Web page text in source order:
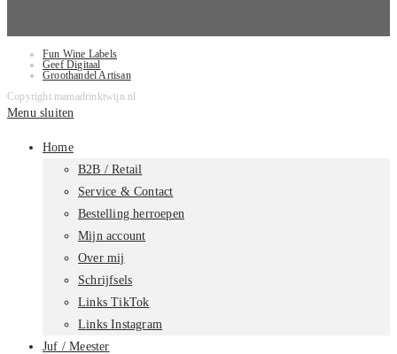
Fun Wine Labels
Geef Digitaal
Groothandel Artisan
Copyright mamadrinktwijn.nl
Menu sluiten
Home
B2B / Retail
Service & Contact
Bestelling herroepen
Mijn account
Over mij
Schrijfsels
Links TikTok
Links Instagram
Juf / Meester